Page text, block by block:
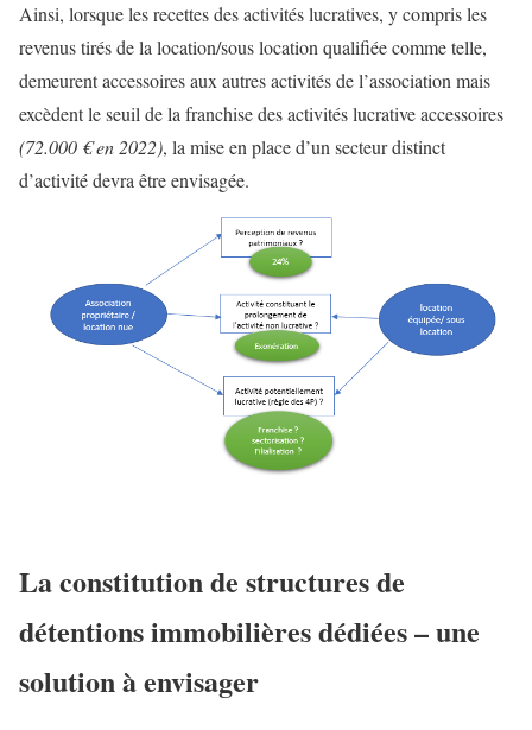
Ainsi, lorsque les recettes des activités lucratives, y compris les
revenus tirés de la location/sous location qualifiée comme telle,
demeurent accessoires aux autres activités de l’association mais
excèdent le seuil de la franchise des activités lucrative accessoires
(72.000 € en 2022), la mise en place d’un secteur distinct
d’activité devra être envisagée.
La constitution de structures de
détentions immobilières dédiées – une
solution à envisager